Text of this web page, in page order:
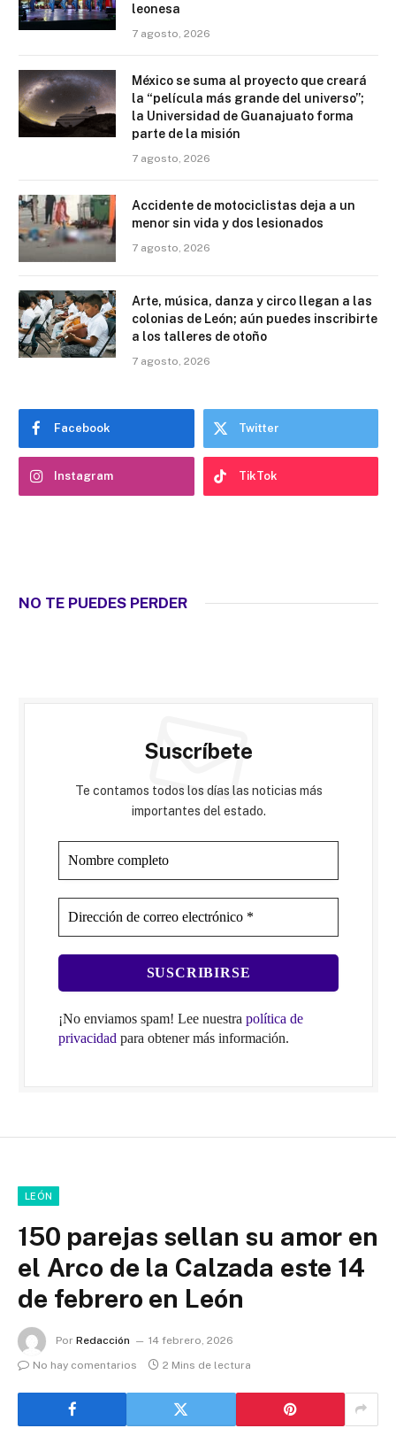
leonesa
7 agosto, 2026
México se suma al proyecto que creará
la “película más grande del universo”;
la Universidad de Guanajuato forma
parte de la misión
7 agosto, 2026
Accidente de motociclistas deja a un
menor sin vida y dos lesionados
7 agosto, 2026
Arte, música, danza y circo llegan a las
colonias de León; aún puedes inscribirte
a los talleres de otoño
7 agosto, 2026
Facebook Twitter
Instagram TikTok
NO TE PUEDES PERDER
Suscríbete
Te contamos todos los días las noticias más
importantes del estado.
¡No enviamos spam! Lee nuestra política de
privacidad para obtener más información.
LEÓN
150 parejas sellan su amor en
el Arco de la Calzada este 14
de febrero en León
Por Redacción
14 febrero, 2026
No hay comentarios
2 Mins de lectura